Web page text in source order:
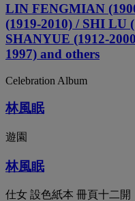
LIN FENGMIAN
(1919-2010) / SHI LU
SHANYUE (1912-
1997) and others
Celebration Album
林風眠
遊園
林風眠
仕女 設色紙本 冊頁十二開